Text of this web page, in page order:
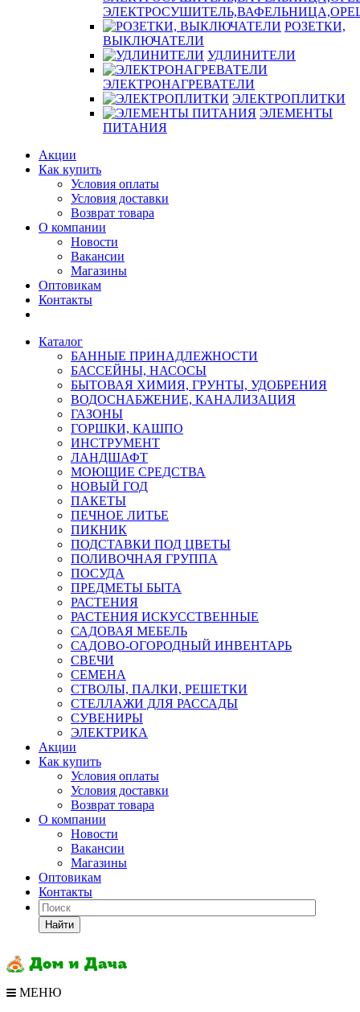
РОЗЕТКИ,
ВЫКЛЮЧАТЕЛИ
УДЛИНИТЕЛИ
ЭЛЕКТРОНАГРЕВАТЕЛИ
ЭЛЕКТРОПЛИТКИ
ЭЛЕМЕНТЫ
ПИТАНИЯ
Акции
Как купить
Условия оплаты
Условия доставки
Возврат товара
О компании
Новости
Вакансии
Магазины
Оптовикам
Контакты
Каталог
БАННЫЕ ПРИНАДЛЕЖНОСТИ
БАССЕЙНЫ, НАСОСЫ
БЫТОВАЯ ХИМИЯ, ГРУНТЫ, УДОБРЕНИЯ
ВОДОСНАБЖЕНИЕ, КАНАЛИЗАЦИЯ
ГАЗОНЫ
ГОРШКИ, КАШПО
ИНСТРУМЕНТ
ЛАНДШАФТ
МОЮЩИЕ СРЕДСТВА
НОВЫЙ ГОД
ПАКЕТЫ
ПЕЧНОЕ ЛИТЬЕ
ПИКНИК
ПОДСТАВКИ ПОД ЦВЕТЫ
ПОЛИВОЧНАЯ ГРУППА
ПОСУДА
ПРЕДМЕТЫ БЫТА
РАСТЕНИЯ
РАСТЕНИЯ ИСКУССТВЕННЫЕ
САДОВАЯ МЕБЕЛЬ
САДОВО-ОГОРОДНЫЙ ИНВЕНТАРЬ
СВЕЧИ
СЕМЕНА
СТВОЛЫ, ПАЛКИ, РЕШЕТКИ
СТЕЛЛАЖИ ДЛЯ РАССАДЫ
СУВЕНИРЫ
ЭЛЕКТРИКА
Акции
Как купить
Условия оплаты
Условия доставки
Возврат товара
О компании
Новости
Вакансии
Магазины
Оптовикам
Контакты
Найти
МЕНЮ